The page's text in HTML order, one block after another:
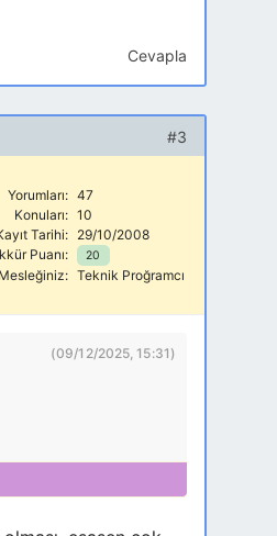
Cevapla
#3
Yorumları: 47
Konuları: 10
Tarihi: 29/10/2008
Puanı:
20
Mesleğiniz: Teknik Proğramcı
(09/12/2025, 15:31)
Bu çalışma
detaylara sahip.